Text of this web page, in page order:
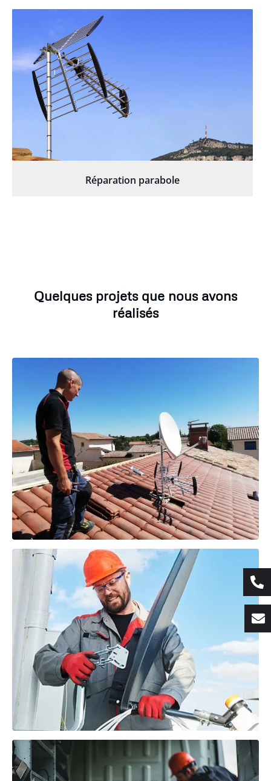
Réparation parabole
Quelques projets que nous avons
réalisés